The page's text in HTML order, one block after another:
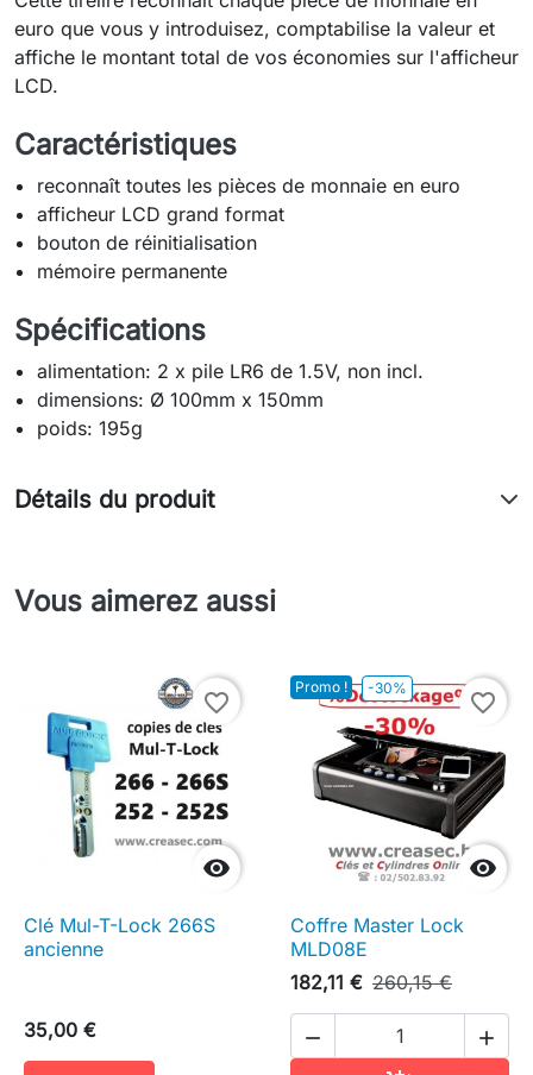
euro que vous y introduisez, comptabilise la valeur et
affiche le montant total de vos économies sur l'afficheur
LCD.
Caractéristiques
reconnaît toutes les pièces de monnaie en euro
afficheur LCD grand format
bouton de réinitialisation
mémoire permanente
Spécifications
alimentation: 2 x pile LR6 de 1.5V, non incl.
dimensions: Ø 100mm x 150mm
poids: 195g
Détails du produit
Vous aimerez aussi

favorite_border
Clé Mul-T-Lock 266S
ancienne
35,00 €
Promo ! -30%

favorite_border
Coffre Master Lock
MLD08E
182,11 € 260,15 €
 